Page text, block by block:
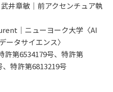
武井章敏｜前アクセンチュア執
｜ニューヨーク大学〈AI
ータサイエンス〉
許第6534179号、特許第
特許第6813219号